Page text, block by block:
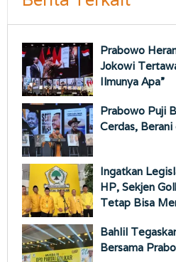
Prabowo
Jokowi
Ilmunya Apa”
Prabowo Puji
Cerdas,
Ingatkan
HP, Sekjen
Tetap Bisa
Bahlil
Bersama